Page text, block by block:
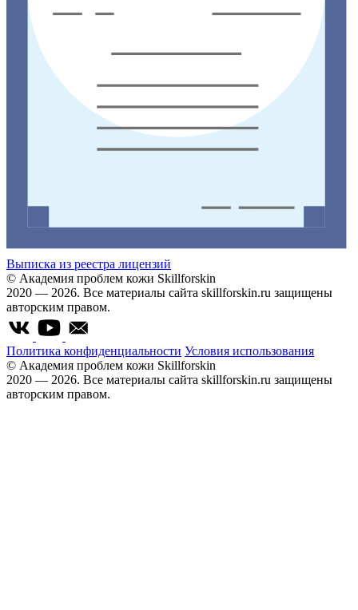
Выписка из реестра лицензий
© Академия проблем кожи Skillforskin
2020 — 2026. Все материалы сайта skillforskin.ru защищены
авторским правом.
Политика конфиденциальности Условия использования
© Академия проблем кожи Skillforskin
2020 — 2026. Все материалы сайта skillforskin.ru защищены
авторским правом.